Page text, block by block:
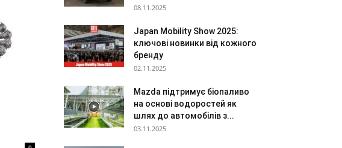
08.11.2025
Japan Mobility Show 2025:
ключові новинки від кожного
бренду
02.11.2025
Mazda підтримує біопаливо
на основі водоростей як
шлях до автомобілів з...
03.11.2025